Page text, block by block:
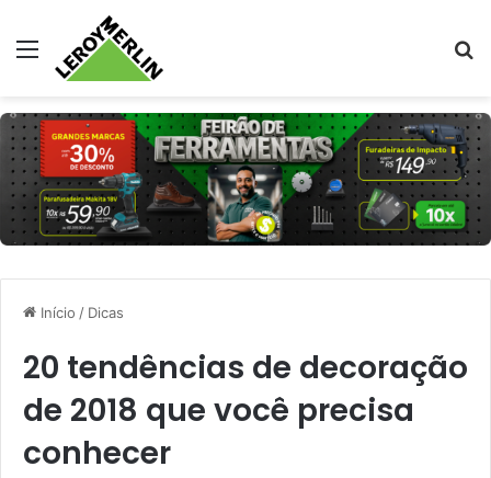
Menu
Início / Dicas
20 tendências de decoração
de 2018 que você precisa
conhecer